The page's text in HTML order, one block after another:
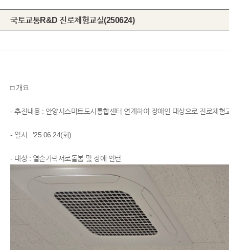
국토교통R&D 진로체험교실(250624)
□ 개요
- 추진내용 : 안양시스마트도시통합센터 연계하여 장애인 대상으로 진로체험
- 일시 : '25.06.24(화)
​- 대상 : 열손가락서로돌봄 및 장애 인턴